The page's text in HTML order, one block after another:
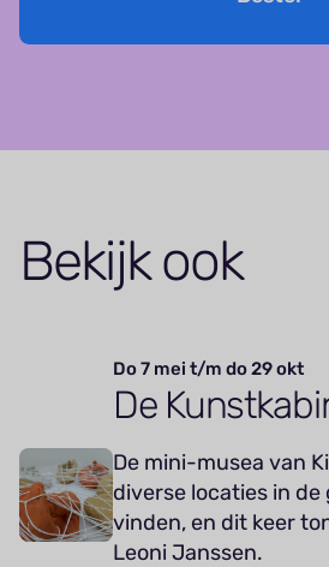
Bekijk ook
Do 7 mei t/m do 29 okt
De
De mini-musea van
diverse locaties in
vinden, en dit keer
Leoni Janssen.